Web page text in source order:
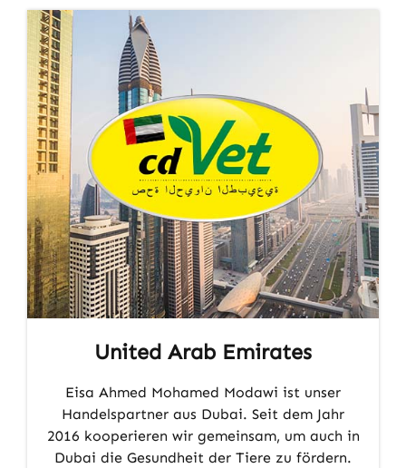
United Arab Emirates
Eisa Ahmed Mohamed Modawi ist unser
Handelspartner aus Dubai. Seit dem Jahr
2016 kooperieren wir gemeinsam, um auch in
Dubai die Gesundheit der Tiere zu fördern.